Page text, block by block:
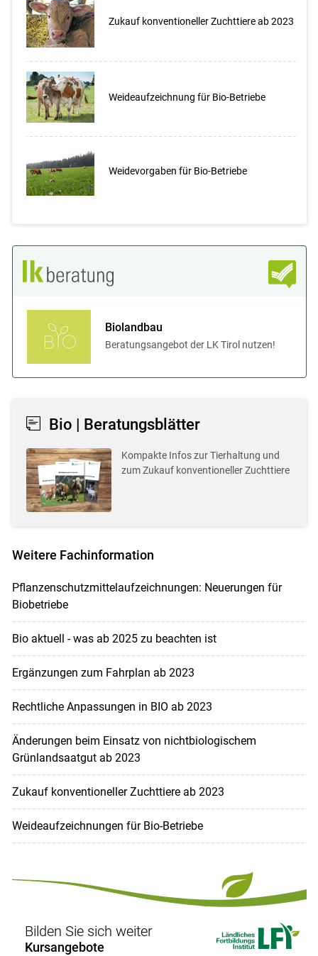
Zukauf konventioneller Zuchttiere ab 2023
Weideaufzeichnung für Bio-Betriebe
Weidevorgaben für Bio-Betriebe
Biolandbau
Beratungsangebot der LK Tirol nutzen!
Bio | Beratungsblätter
Kompakte Infos zur Tierhaltung und
zum Zukauf konventioneller Zuchttiere
Weitere Fachinformation
Pflanzenschutzmittelaufzeichnungen: Neuerungen für
Biobetriebe
Bio aktuell - was ab 2025 zu beachten ist
Ergänzungen zum Fahrplan ab 2023
Rechtliche Anpassungen in BIO ab 2023
Änderungen beim Einsatz von nichtbiologischem
Grünlandsaatgut ab 2023
Zukauf konventioneller Zuchttiere ab 2023
Weideaufzeichnungen für Bio-Betriebe
Bilden Sie sich weiter
Kursangebote